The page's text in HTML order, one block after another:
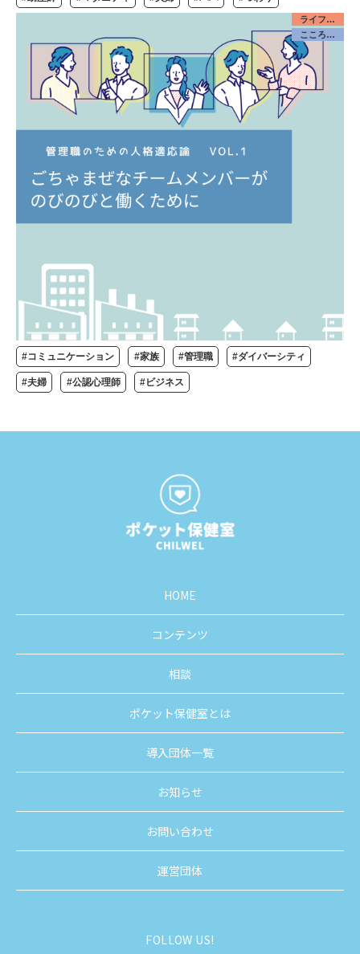
ライフデザイン／みんな
こころケア
#コミュニケーション #家族 #管理職 #ダイバーシティ
#夫婦 #公認心理師 #ビジネス
HOME
コンテンツ
相談
ポケット保健室とは
導入団体一覧
お知らせ
お問い合わせ
運営団体
FOLLOW US!